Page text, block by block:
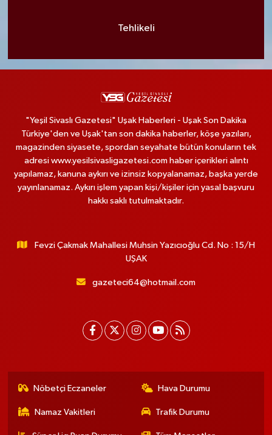
Tehlikeli
"Yeşil Sivaslı Gazetesi" Uşak Haberleri - Uşak Son Dakika
Türkiye'den ve Uşak'tan son dakika haberler, köşe yazıları,
magazinden siyasete, spordan seyahate bütün konuların tek
adresi www.yesilsivasligazetesi.com haber içerikleri alıntı
yapılamaz, kanuna aykırı ve izinsiz kopyalanamaz, başka yerde
yayınlanamaz. Aykırı işlem yapan kişi/kişiler için yasal başvuru
hakkı saklı tutulmaktadır.
Fevzi Çakmak Mahallesi Muhsin Yazıcıoğlu Cd. No : 15/H
UŞAK
gazeteci64@hotmail.com
Nöbetçi Eczaneler Hava Durumu
Namaz Vakitleri Trafik Durumu